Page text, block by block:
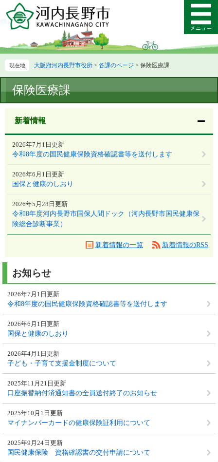
ー
先
す。
ニ
を
し
メ
ニ
ー
大阪府河内長野市役所 > 各課のページ > 保険医療課
文
保険医療課
新着情報
令和8年度の国民健康保険資格確認書等を送付します
2026年7月1日更新
国保と健康のしおり
2026年6月1日更新
令和8年度河内長野市国保人間ドック（河内長野市国民健康保
険総合診断事業）
2026年5月28日更新
新着情報の一覧 新着情報のRSS
お知らせ
令和8年度の国民健康保険資格確認書等を送付します
2026年7月1日更新
国保と健康のしおり
2026年6月1日更新
子ども・子育て支援金制度について
2026年4月1日更新
口座振替納付済通知書の全員送付終了のお知らせ
2025年11月21日更新
マイナンバーカードの健康保険証利用について
2025年10月1日更新
国民健康保険 資格確認書の交付申請について
2025年9月24日更新